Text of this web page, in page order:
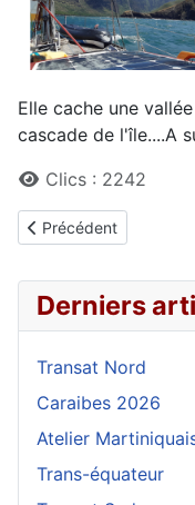
Elle cache une
cascade de l'île....A
DétailsClics : 2242
Article précédent :
Précédent
Derniers
Transat Nord
Caraibes 2026
Atelier
Trans-équateur